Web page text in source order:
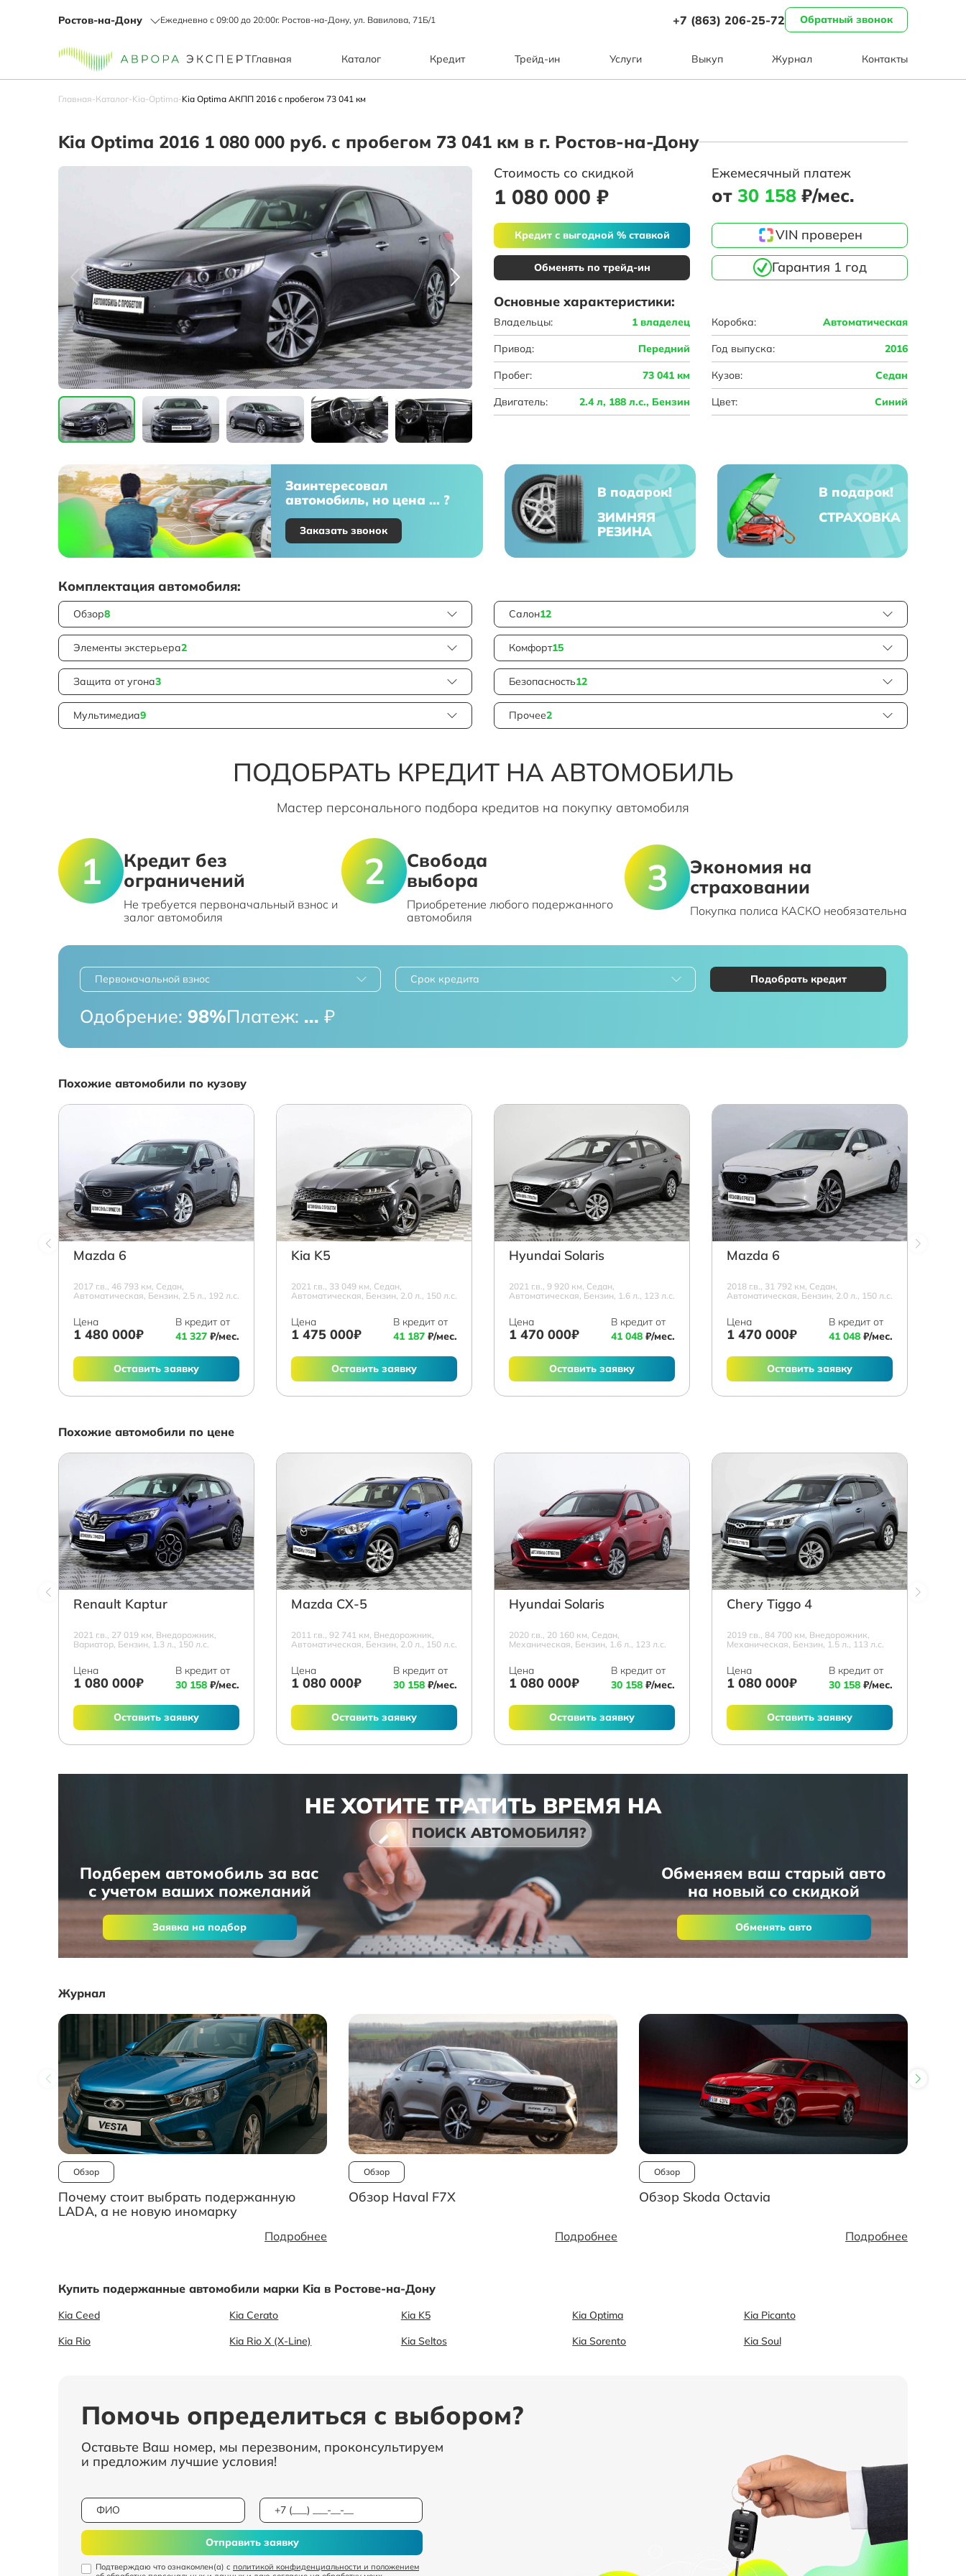
Ростов-на-Дону Ежедневно с 09:00 до 20:00г. Ростов-на-Дону, ул. Вавилова, 71Б/1 +7 (863) 206-25-72 Обратный звонок
Главная Каталог Кредит Трейд-ин Услуги Выкуп Журнал Контакты
Главная-Каталог-Kia-Optima-Kia Optima АКПП 2016 с пробегом 73 041 км
Kia Optima 2016 1 080 000 руб. с пробегом 73 041 км в г. Ростов-на-Дону
Стоимость со скидкой
1 080 000 ₽
Ежемесячный платеж
от 30 158 ₽/мес.
Кредит с выгодной % ставкой
Обменять по трейд-ин
VIN проверен
Гарантия 1 год
Основные характеристики:
Владельцы: 1 владелец Коробка: Автоматическая
Привод: Передний Год выпуска: 2016
Пробег: 73 041 км Кузов: Седан
Двигатель: 2.4 л, 188 л.с., Бензин Цвет: Синий
Заинтересовал
автомобиль, но цена ... ?
Заказать звонок
В подарок!
ЗИМНЯЯ
РЕЗИНА
В подарок!
СТРАХОВКА
Комплектация автомобиля:
Обзор8
Элементы экстерьера2
Защита от угона3
Мультимедиа9
Салон12
Комфорт15
Безопасность12
Прочее2
ПОДОБРАТЬ КРЕДИТ НА АВТОМОБИЛЬ
Мастер персонального подбора кредитов на покупку автомобиля
Кредит без
ограничений
Не требуется первоначальный взнос и
залог автомобиля
Свобода
выбора
Приобретение любого подержанного
автомобиля
Экономия на
страховании
Покупка полиса КАСКО необязательна
Первоначальной взнос Срок кредита Подобрать кредит
Одобрение: 98%Платеж: ... ₽
Похожие автомобили по кузову
Mazda 6
2017 г.в., 46 793 км, Седан,
Автоматическая, Бензин, 2.5 л., 192 л.с.
Цена
1 480 000₽
В кредит от
41 327 ₽/мес.
Оставить заявку
Kia K5
2021 г.в., 33 049 км, Седан,
Автоматическая, Бензин, 2.0 л., 150 л.с.
Цена
1 475 000₽
В кредит от
41 187 ₽/мес.
Оставить заявку
Hyundai Solaris
2021 г.в., 9 920 км, Седан,
Автоматическая, Бензин, 1.6 л., 123 л.с.
Цена
1 470 000₽
В кредит от
41 048 ₽/мес.
Оставить заявку
Mazda 6
2018 г.в., 31 792 км, Седан,
Автоматическая, Бензин, 2.0 л., 150 л.с.
Цена
1 470 000₽
В кредит от
41 048 ₽/мес.
Оставить заявку
Похожие автомобили по цене
Renault Kaptur
2021 г.в., 27 019 км, Внедорожник,
Вариатор, Бензин, 1.3 л., 150 л.с.
Цена
1 080 000₽
В кредит от
30 158 ₽/мес.
Оставить заявку
Mazda СХ-5
2011 г.в., 92 741 км, Внедорожник,
Автоматическая, Бензин, 2.0 л., 150 л.с.
Цена
1 080 000₽
В кредит от
30 158 ₽/мес.
Оставить заявку
Hyundai Solaris
2020 г.в., 20 160 км, Седан,
Механическая, Бензин, 1.6 л., 123 л.с.
Цена
1 080 000₽
В кредит от
30 158 ₽/мес.
Оставить заявку
Chery Tiggo 4
2019 г.в., 84 700 км, Внедорожник,
Механическая, Бензин, 1.5 л., 113 л.с.
Цена
1 080 000₽
В кредит от
30 158 ₽/мес.
Оставить заявку
НЕ ХОТИТЕ ТРАТИТЬ ВРЕМЯ НА
ПОИСК АВТОМОБИЛЯ?
Подберем автомобиль за вас
с учетом ваших пожеланий
Заявка на подбор
Обменяем ваш старый авто
на новый со скидкой
Обменять авто
Журнал
Обзор
Почему стоит выбрать подержанную
LADA, а не новую иномарку
Подробнее
Обзор
Обзор Haval F7X
Подробнее
Обзор
Обзор Skoda Octavia
Подробнее
Купить подержанные автомобили марки Kia в Ростове-на-Дону
Kia Ceed Kia Cerato Kia K5 Kia Optima
Kia Picanto
Kia Rio
Kia Rio X (X-Line) Kia Seltos Kia Sorento Kia Soul
Помочь определиться с выбором?
Оставьте Ваш номер, мы перезвоним, проконсультируем
и предложим лучшие условия!
Подтверждаю что ознакомлен(а) с политикой конфиденциальности и положением
Отправить заявку